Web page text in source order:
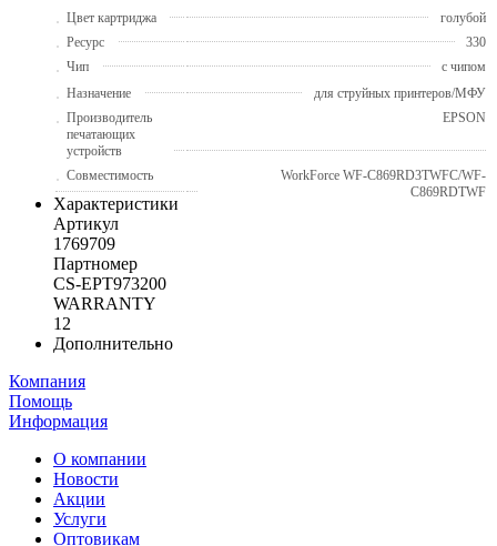
Цвет картриджа
голубой
Ресурс
330
Чип
с чипом
Назначение
для струйных принтеров/МФУ
Производитель
печатающих
устройств
EPSON
Совместимость
WorkForce WF-C869RD3TWFC/WF-
C869RDTWF
Характеристики
Артикул
1769709
Партномер
CS-EPT973200
WARRANTY
12
Дополнительно
Компания
Помощь
Информация
О компании
Новости
Акции
Услуги
Оптовикам